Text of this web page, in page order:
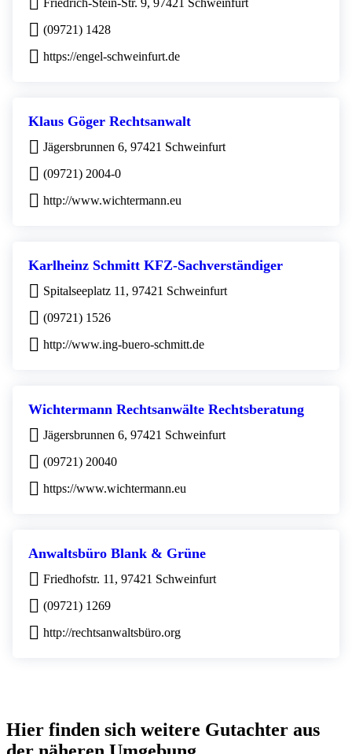
Friedrich-Stein-Str. 9, 97421 Schweinfurt
(09721) 1428
https://engel-schweinfurt.de
Klaus Göger Rechtsanwalt
Jägersbrunnen 6, 97421 Schweinfurt
(09721) 2004-0
http://www.wichtermann.eu
Karlheinz Schmitt KFZ-Sachverständiger
Spitalseeplatz 11, 97421 Schweinfurt
(09721) 1526
http://www.ing-buero-schmitt.de
Wichtermann Rechtsanwälte Rechtsberatung
Jägersbrunnen 6, 97421 Schweinfurt
(09721) 20040
https://www.wichtermann.eu
Anwaltsbüro Blank & Grüne
Friedhofstr. 11, 97421 Schweinfurt
(09721) 1269
http://rechtsanwaltsbüro.org
Hier finden sich weitere Gutachter aus